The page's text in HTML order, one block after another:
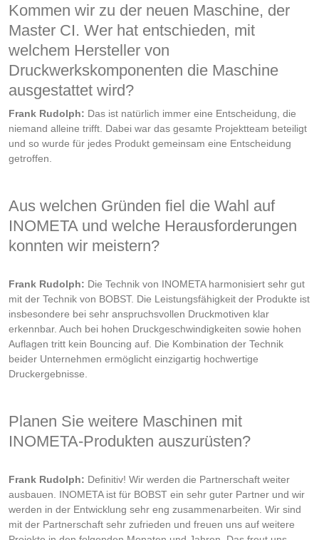
Kommen wir zu der neuen Maschine, der
Master CI. Wer hat entschieden, mit
welchem Hersteller von
Druckwerkskomponenten die Maschine
ausgestattet wird?
Frank Rudolph: Das ist natürlich immer eine Entscheidung, die
niemand alleine trifft. Dabei war das gesamte Projektteam beteiligt
und so wurde für jedes Produkt gemeinsam eine Entscheidung
getroffen.
Aus welchen Gründen fiel die Wahl auf
INOMETA und welche Herausforderungen
konnten wir meistern?
Frank Rudolph: Die Technik von INOMETA harmonisiert sehr gut
mit der Technik von BOBST. Die Leistungsfähigkeit der Produkte ist
insbesondere bei sehr anspruchsvollen Druckmotiven klar
erkennbar. Auch bei hohen Druckgeschwindigkeiten sowie hohen
Auflagen tritt kein Bouncing auf. Die Kombination der Technik
beider Unternehmen ermöglicht einzigartig hochwertige
Druckergebnisse.
Planen Sie weitere Maschinen mit
INOMETA-Produkten auszurüsten?
Frank Rudolph: Definitiv! Wir werden die Partnerschaft weiter
ausbauen. INOMETA ist für BOBST ein sehr guter Partner und wir
werden in der Entwicklung sehr eng zusammenarbeiten. Wir sind
mit der Partnerschaft sehr zufrieden und freuen uns auf weitere